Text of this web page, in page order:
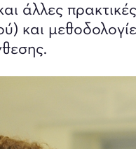
άλλες
και